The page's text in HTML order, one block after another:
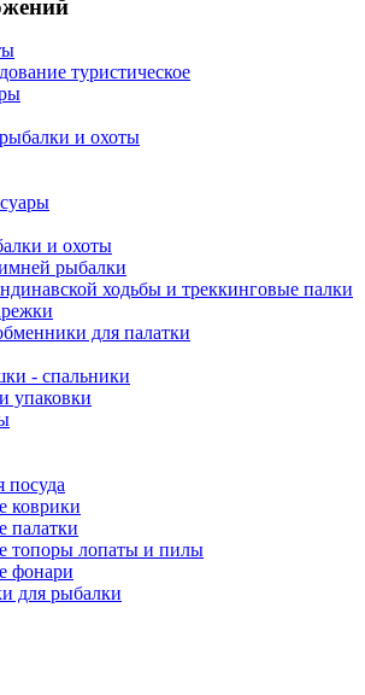
туристическое
и охоты
и охоты
рыбалки
ходьбы и треккинговые палки
для палатки
- спальники
упаковки
посуда
коврики
палатки
топоры лопаты и пилы
фонари
для рыбалки